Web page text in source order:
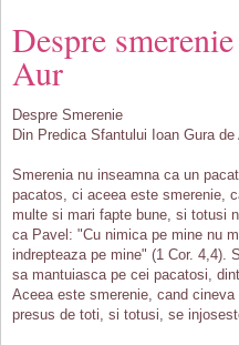
Despre
Aur
Despre Smerenie
Din Predica Sfantului Ioan Gura
Smerenia nu inseamna ca un
pacatos, ci aceea este smerenie,
multe si mari fapte bune, si totusi
ca Pavel: "Cu nimica pe mine nu
indrepteaza pe mine" (1 Cor. 4,4).
sa mantuiasca pe cei pacatosi,
Aceea este smerenie, cand
presus de toti, si totusi, se